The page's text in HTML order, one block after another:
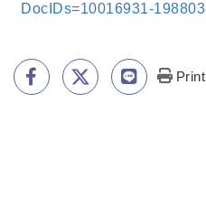
DocIDs=10016931-